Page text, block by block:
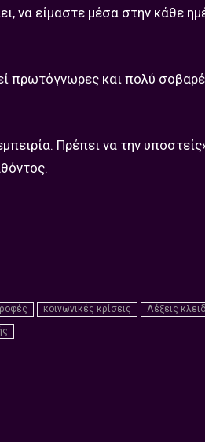
να είμαστε μέσα στην κάθε
πρωτόγνωρες και πολύ
Πρέπει να την
κοινωνικές κρίσεις
Λέξεις